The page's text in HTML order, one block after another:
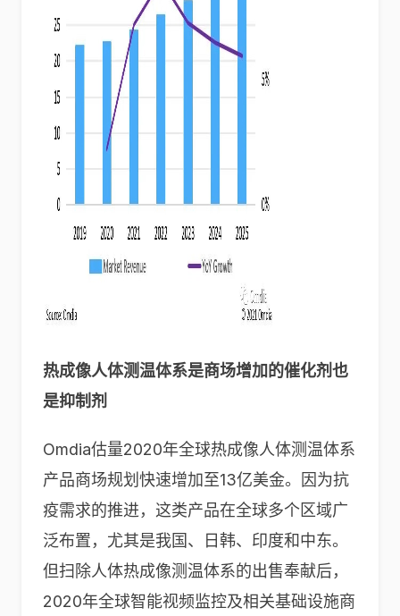
热成像人体测温体系是商场增加的催化剂也
是抑制剂
Omdia估量2020年全球热成像人体测温体系
产品商场规划快速增加至13亿美金。因为抗
疫需求的推进，这类产品在全球多个区域广
泛布置，尤其是我国、日韩、印度和中东。
但扫除人体热成像测温体系的出售奉献后，
2020年全球智能视频监控及相关基础设施商